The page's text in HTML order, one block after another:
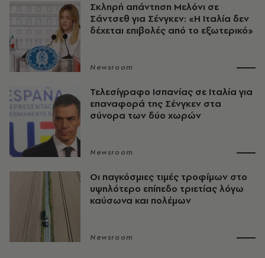
Σκληρή απάντηση Μελόνι σε
Σάντσεθ για Σένγκεν: «Η Ιταλία δεν
δέχεται επιβολές από το εξωτερικό»
Newsroom
Τελεσίγραφο Ισπανίας σε Ιταλία για
επαναφορά της Σένγκεν στα
σύνορα των δύο χωρών
Newsroom
Οι παγκόσμιες τιμές τροφίμων στο
υψηλότερο επίπεδο τριετίας λόγω
καύσωνα και πολέμων
Newsroom